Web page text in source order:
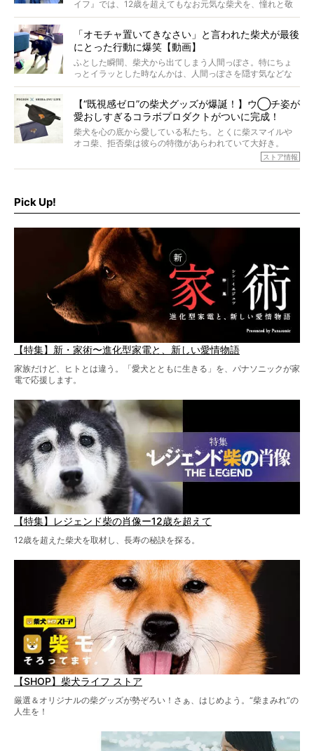
イフ』では、12歳を超えてもなお元気な柴犬を、憧れと敬
意を込めて“レジェンド柴”と呼んでいます。 この特集で
ォーカスし、その元気の秘訣や、老犬と暮らすうえで大切
だと思うことを、オーナーさんに語っていただきます。今
回登場してくれたのは、17歳のときろうくん。小さい頃か
ら食が細かったため、何でも食べさせてきたということで
「オモチャ置いてきなさい」と言われた柴犬が最後
にとった行動に爆笑【動画】
ふとした瞬間、柴犬から出てしまう人間っぽさ。特にちょ
っとイラッとした時なんかは、人間っぽさを隠す気などな
いように見えます。もしかして本当の本当は、中身は人間
【“既視感ゼロ”の柴犬グッズが爆誕！】ウ◯チ姿が
愛おしすぎるコラボプロダクトがついに完成！
柴犬を心の底から愛している私たち。とくに柴スマイルや
オコ柴、拒否柴は彼らの特徴があらわれていて大好き。
でもちょっと待て…もうひとつ、忘れてはならない愛おしい
ストア情報
Pick Up!
【特集】新・家術〜進化型家電と、新しい愛情物語
家族だけど、ヒトとは違う。「愛犬とともに生きる」を、パナソニックが家
電で応援します。
【特集】レジェンド柴の肖像ー12歳を超えて
12歳を超えた柴犬を取材し、長寿の秘訣を探る。
【SHOP】柴犬ライフ ストア
厳選＆オリジナルの柴グッズが勢ぞろい！さぁ、はじめよう。“柴まみれ”の
人生を！